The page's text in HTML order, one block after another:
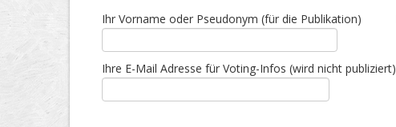
Ihr Vorname oder Pseudonym (für die Publikation)
Ihre E-Mail Adresse für Voting-Infos (wird nicht publiziert)